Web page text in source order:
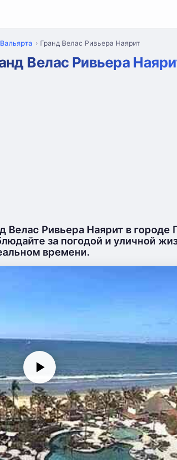
Гранд Велас Ривьера Наярит
Велас Ривьера
Велас Ривьера Наярит в городе
за погодой и уличной
времени.